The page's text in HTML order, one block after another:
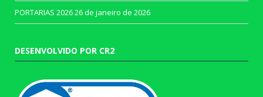
PORTARIAS 202626 de janeiro de 2026
DESENVOLVIDO POR CR2